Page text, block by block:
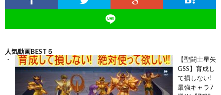
人気動画BEST５
【聖闘士星矢
GSS】育成し
て損しない!
最強キャラ7